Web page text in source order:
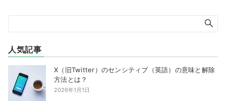
人気記事
X（旧Twitter）のセンシティブ（英語）の意味と解除
方法とは？
2026年1月1日